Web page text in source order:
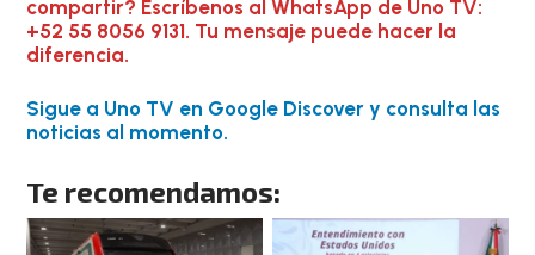
compartir? Escríbenos al WhatsApp de Uno TV:
+52 55 8056 9131. Tu mensaje puede hacer la
diferencia.
Sigue a Uno TV en Google Discover y consulta las
noticias al momento.
Te recomendamos: